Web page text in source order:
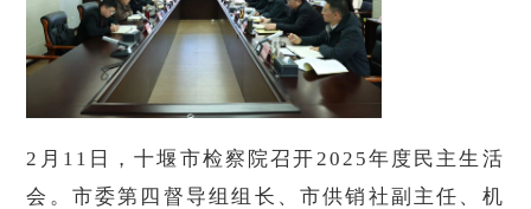
2月11日，十堰市检察院召开2025年度民主生活
会。市委第四督导组组长、市供销社副主任、机